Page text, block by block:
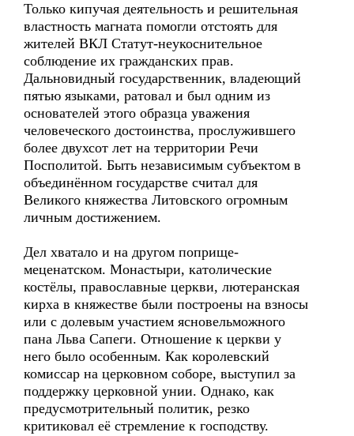
Только кипучая деятельность и решительная
властность магната помогли отстоять для
жителей ВКЛ Статут-неукоснительное
соблюдение их гражданских прав.
Дальновидный государственник, владеющий
пятью языками, ратовал и был одним из
основателей этого образца уважения
человеческого достоинства, прослужившего
более двухсот лет на территории Речи
Посполитой. Быть независимым субъектом в
объединённом государстве считал для
Великого княжества Литовского огромным
личным достижением.
Дел хватало и на другом поприще-
меценатском. Монастыри, католические
костёлы, православные церкви, лютеранская
кирха в княжестве были построены на взносы
или с долевым участием ясновельможного
пана Льва Сапеги. Отношение к церкви у
него было особенным. Как королевский
комиссар на церковном соборе, выступил за
поддержку церковной унии. Однако, как
предусмотрительный политик, резко
критиковал её стремление к господству.